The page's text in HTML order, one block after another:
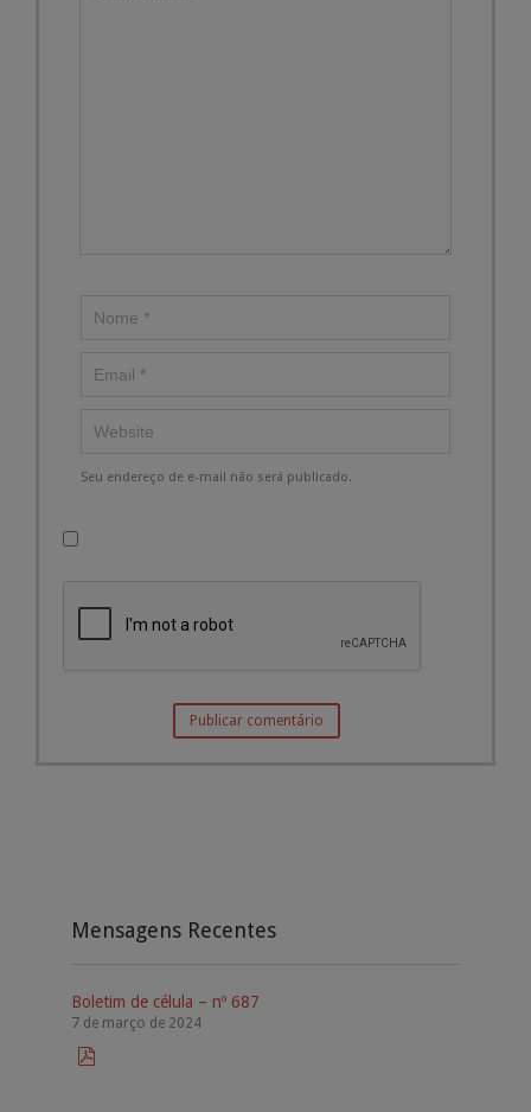
Seu endereço de e-mail não será publicado.
Mensagens Recentes
Boletim de célula – nº 687
7 de março de 2024
